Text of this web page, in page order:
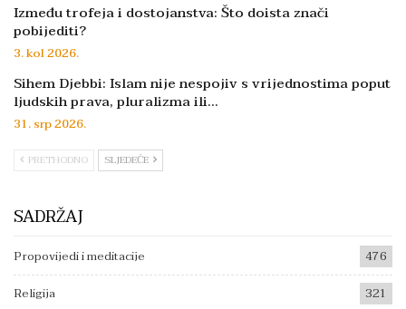
Između trofeja i dostojanstva: Što doista znači
pobijediti?
3. kol 2026.
Sihem Djebbi: Islam nije nespojiv s vrijednostima poput
ljudskih prava, pluralizma ili…
31. srp 2026.
PRETHODNO SLJEDEĆE
SADRŽAJ
Propovijedi i meditacije
476
Religija
321